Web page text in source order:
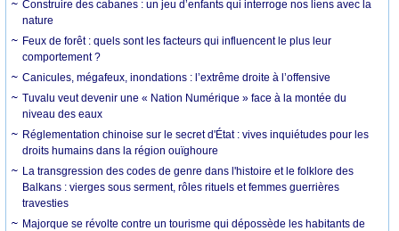
Construire des cabanes : un jeu d’enfants qui interroge nos liens avec la
nature
Feux de forêt : quels sont les facteurs qui influencent le plus leur
comportement ?
Canicules, mégafeux, inondations : l’extrême droite à l’offensive
Tuvalu veut devenir une « Nation Numérique » face à la montée du
niveau des eaux
Réglementation chinoise sur le secret d'État : vives inquiétudes pour les
droits humains dans la région ouïghoure
La transgression des codes de genre dans l'histoire et le folklore des
Balkans : vierges sous serment, rôles rituels et femmes guerrières
travesties
Majorque se révolte contre un tourisme qui dépossède les habitants de